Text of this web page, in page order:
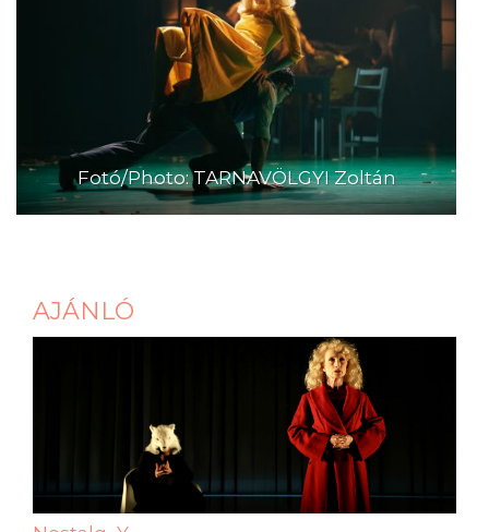
Fotó/Photo: TARNAVÖLGYI Zoltán
AJÁNLÓ